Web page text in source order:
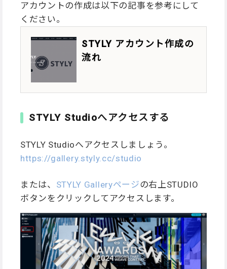
アカウントの作成は以下の記事を参考にして
ください。
STYLY アカウント作成の
流れ
STYLY Studioへアクセスする
STYLY Studioへアクセスしましょう。
https://gallery.styly.cc/studio
または、 STYLY Galleryページの右上STUDIO
ボタンをクリックしてアクセスします。